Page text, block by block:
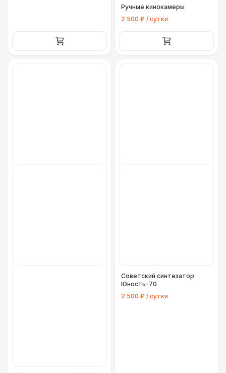
Ручные кинокамеры
2 500 ₽ / сутки
Советский синтезатор
Юность-70
2 500 ₽ / сутки